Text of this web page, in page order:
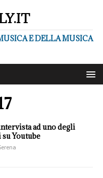
E DELLA MUSICA
ad uno degli
Youtube